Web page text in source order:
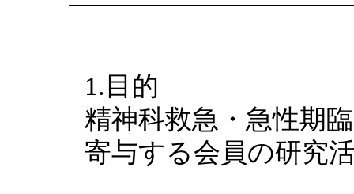
1.目的
精神科救急・急性期
寄与する会員の研究